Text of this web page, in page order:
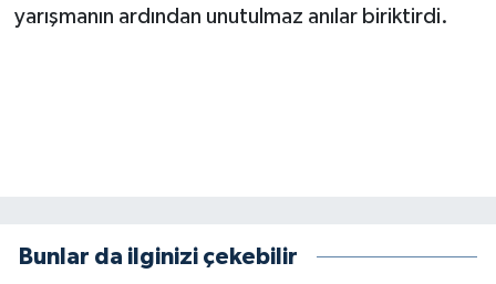
yarışmanın ardından unutulmaz anılar biriktirdi.
Bunlar da ilginizi çekebilir